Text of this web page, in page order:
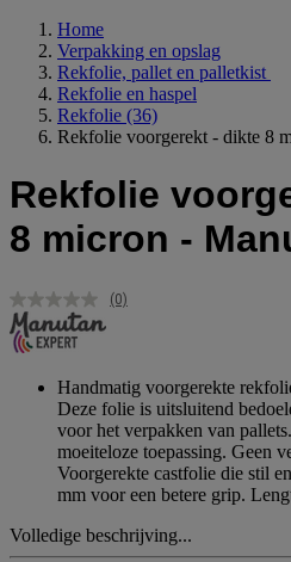
Home
Verpakking en opslag
Rekfolie, pallet en palletkist
Rekfolie en haspel
Rekfolie (36)
Rekfolie voorgerekt - dikte 8
Rekfolie
8 micron -
Geen
(0)
Handmatig voorgerekte
Deze folie is uitsluitend
voor het verpakken van
moeiteloze toepassing. Geen
Voorgerekte castfolie die stil
mm voor een betere grip.
Volledige beschrijving...